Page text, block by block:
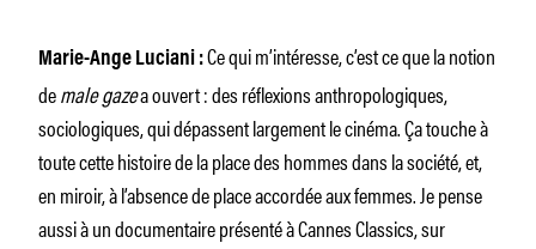
Marie-Ange Luciani :Ce qui m’intéresse, c’est ce que la notion
demale gazea ouvert : des réflexions anthropologiques,
sociologiques, qui dépassent largement le cinéma. Ça touche à
toute cette histoire de la place des hommes dans la société, et,
en miroir, à l’absence de place accordée aux femmes. Je pense
aussi à un documentaire présenté à Cannes Classics, sur